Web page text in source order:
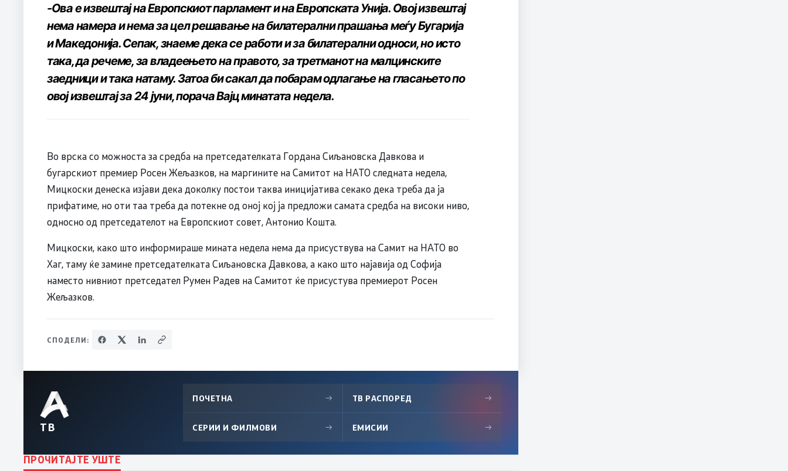
-Ова е извештај на Европскиот парламент и на Европската Унија. Овој извештај
нема намера и нема за цел решавање на билатерални прашања меѓу Бугарија
и Македонија. Сепак, знаеме дека се работи и за билатерални односи, но исто
така, да речеме, за владеењето на правото, за третманот на малцинските
заедници и така натаму. Затоа би сакал да побарам одлагање на гласањето по
овој извештај за 24 јуни, порача Вајц минатата недела.
Во врска со можноста за средба на претседателката Гордана Сиљановска Давкова и
бугарскиот премиер Росен Жељазков, на маргините на Самитот на НАТО следната недела,
Мицкоски денеска изјави дека доколку постои таква иницијатива секако дека треба да ја
прифатиме, но оти таа треба да потекне од оној кој ја предложи самата средба на високи ниво,
односно од претседателот на Европскиот совет, Антонио Кошта.
Мицкоски, како што информираше мината недела нема да присуствува на Самит на НАТО во
Хаг, таму ќе замине претседателката Сиљановска Давкова, а како што најавија од Софија
наместо нивниот претседател Румен Радев на Самитот ќе присустува премиерот Росен
Жељазков.
СПОДЕЛИ:
ТВ
ПОЧЕТНА → ТВ РАСПОРЕД →
СЕРИИ И ФИЛМОВИ → ЕМИСИИ →
ПРОЧИТАЈТЕ УШТЕ